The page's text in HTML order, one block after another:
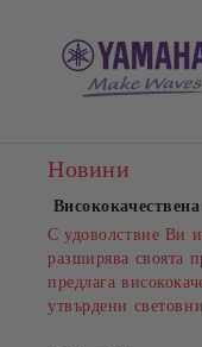
Новини
С удоволствие Ви
разширява своята
предлага
утвърдени